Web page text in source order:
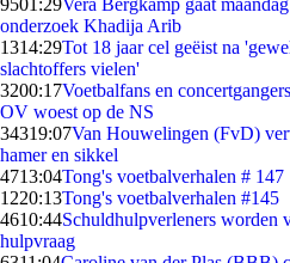
9501:29Vera Bergkamp gaat
onderzoek Khadija Arib
1314:29Tot 18 jaar cel geëist na
slachtoffers vielen'
3200:17Voetbalfans en
OV woest op de NS
34319:07Van Houwelingen (FvD)
hamer en sikkel
4713:04Tong's voetbalverhalen # 147
1220:13Tong's voetbalverhalen #145
4610:44Schuldhulpverleners worden
hulpvraag